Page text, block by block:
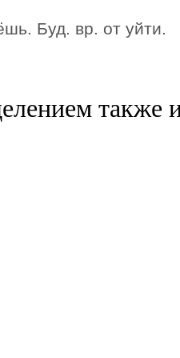
Буд. вр. от уйти.
также